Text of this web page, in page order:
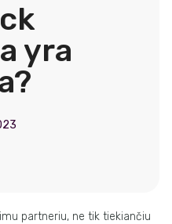
yra
partneriu, ne tik tiekiančiu